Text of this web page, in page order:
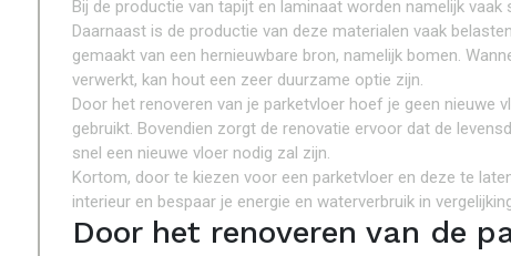
Bij de productie van tapijt en laminaat worden namelijk
Daarnaast is de productie van deze materialen vaak
gemaakt van een hernieuwbare bron, namelijk bomen.
verwerkt, kan hout een zeer duurzame optie zijn.
Door het renoveren van je parketvloer hoef je geen
gebruikt. Bovendien zorgt de renovatie ervoor dat de
snel een nieuwe vloer nodig zal zijn.
Kortom, door te kiezen voor een parketvloer en deze te
interieur en bespaar je energie en waterverbruik in
Door het renoveren van de